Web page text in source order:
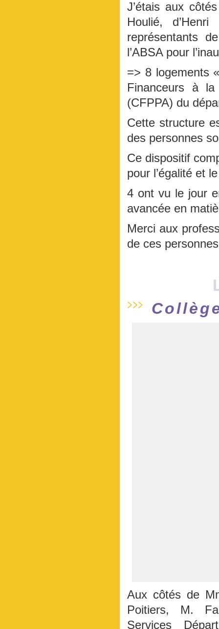
J’étais aux
Houlié,
représentants
l’ABSA pour
=> 8 logements
Financeurs à la
(CFPPA) du
Cette structure
des personnes
Ce dispositif
pour l’égalité et
4 ont vu le jour
avancée en
Merci aux
de ces
Aux côtés de
Poitiers, M.
Services